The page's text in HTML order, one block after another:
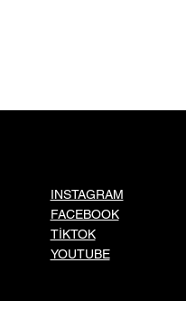
INSTAGRAM
FACEBOOK
TİKTOK
YOUTUBE